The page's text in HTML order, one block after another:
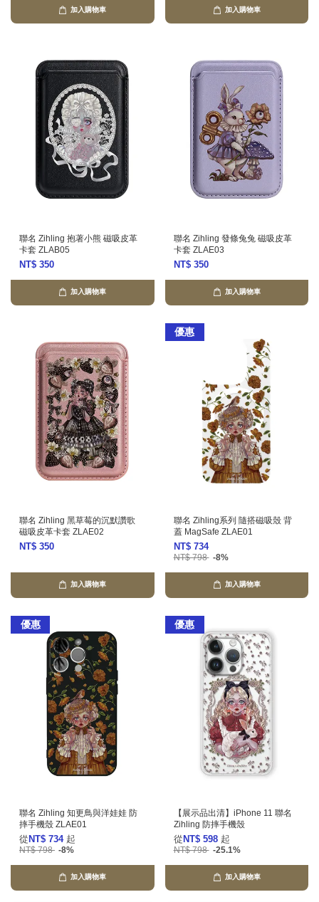
加入購物車 加入購物車
聯名 Zihling 抱著小熊 磁吸皮革
卡套 ZLAB05
NT$ 350
加入購物車
聯名 Zihling 發條兔兔 磁吸皮革
卡套 ZLAE03
NT$ 350
加入購物車
聯名 Zihling 黑草莓的沉默讚歌
磁吸皮革卡套 ZLAE02
NT$ 350
加入購物車
優惠
聯名 Zihling系列 隨搭磁吸殼 背
蓋 MagSafe ZLAE01
NT$ 734
NT$ 798 -8%
加入購物車
優惠
聯名 Zihling 知更鳥與洋娃娃 防
摔手機殼 ZLAE01
從 NT$ 734 起
NT$ 798 -8%
加入購物車
優惠
【展示品出清】iPhone 11 聯名
Zihling 防摔手機殼
從 NT$ 598 起
NT$ 798 -25.1%
加入購物車